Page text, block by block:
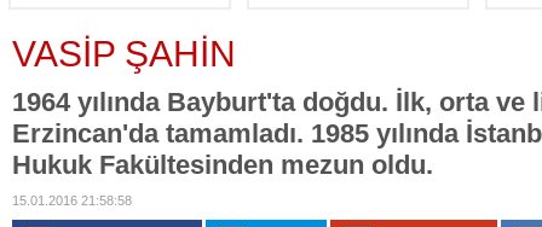
VASİP ŞAHİN
1964 yılında Bayburt'ta doğdu. İlk, orta
Erzincan'da tamamladı. 1985 yılında
Hukuk Fakültesinden mezun oldu.
15.01.2016 21:58:58